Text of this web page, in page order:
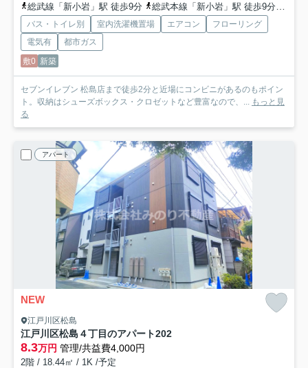
総武線「新小岩」駅 徒歩9分
総武本線「新小岩」駅 徒歩9分
バス・トイレ別 室内洗濯機置場 エアコン
フローリング
電気有
都市ガス
敷0 新築
セブンイレブン 松島店まで徒歩2分と近場にコンビニがあるのもポイン
ト。収納はシューズボックス・クロゼットなど豊富なので、...
もっと見
る
アパート
NEW
江戸川区松島
江戸川区松島４丁目のアパート202
8.3万円 管理/共益費4,000円
2階 / 18.44㎡ / 1K /予定